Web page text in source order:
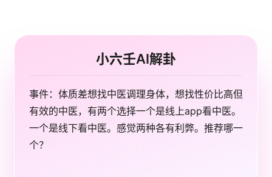
小六壬AI解卦
事件：体质差想找中医调理身体，想找性价比高但
有效的中医，有两个选择一个是线上app看中医。
一个是线下看中医。感觉两种各有利弊。推荐哪一
个？